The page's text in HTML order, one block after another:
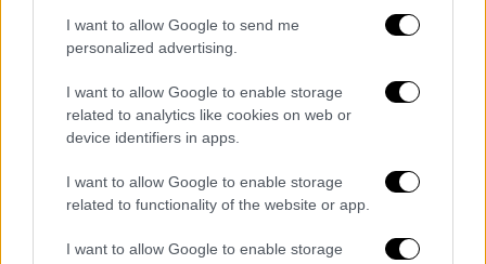
I want to allow Google to send me
personalized advertising.
I want to allow Google to enable storage
related to analytics like cookies on web or
device identifiers in apps.
I want to allow Google to enable storage
related to functionality of the website or app.
I want to allow Google to enable storage
«Μερικές φορές οι δονητές δεν
χρησιμοποιούνταν πάντα για
ευχαρίστηση
βασανιστηρίων, οπότε είμαι πολύ
επιφυλακτικός στον όροsex toy.Ελπίζω ότι
είναι ο πρώτος ρωμαϊκός δονητής που
συναντάται ποτέ στην αρχαιολογία»
πρόσθεσε.